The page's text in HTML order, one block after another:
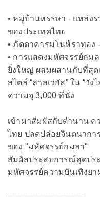
• หมู่บ้านหรรษา - แหล่ง
ของประเทศไทย
• ภัตตาคารมโนห์ราทอ
• การแสดงมหัศจรรย์กม
ยิ่งใหญ่ ผสมผสานกับที่สุด
สไตล์ “ลาสเวกัส” ใน “วั
ความจุ 3,000 ที่นั่ง
เข้ามาสัมผัสกับตำนาน ค
ไทย ปลดปล่อยจินตนากา
ของ "มหัศจรรย์กมลา"
สัมผัสประสบการณ์สุดปร
มหัศจรรย์ความบันเทิงยา